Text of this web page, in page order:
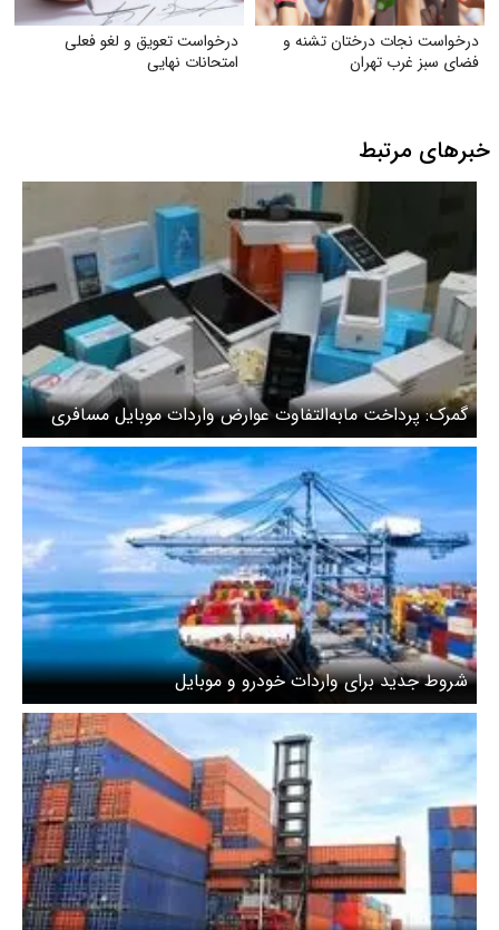
درخواست نجات درختان تشنه و
فضای سبز غرب تهران
درخواست تعویق و لغو فعلی
امتحانات نهایی
خبرهای مرتبط
گمرک: پرداخت مابه‌التفاوت عوارض واردات موبایل مسافری
الزامی است
شروط جدید برای واردات خودرو و موبایل